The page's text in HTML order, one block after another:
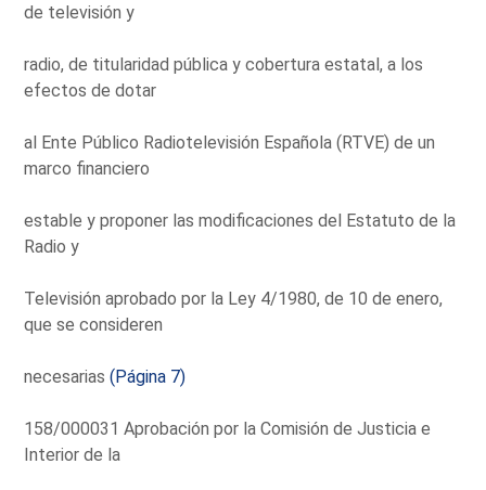
de televisión y
radio, de titularidad pública y cobertura estatal, a los
efectos de dotar
al Ente Público Radiotelevisión Española (RTVE) de un
marco financiero
estable y proponer las modificaciones del Estatuto de la
Radio y
Televisión aprobado por la Ley 4/1980, de 10 de enero,
que se consideren
necesarias(Página 7)
158/000031 Aprobación por la Comisión de Justicia e
Interior de la